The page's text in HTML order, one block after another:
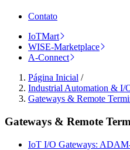
Contato
IoTMart
WISE-Marketplace
A-Connect
Página Inicial /
Industrial Automation & I/
Gateways & Remote
Gateways & Remote
IoT I/O Gateways: